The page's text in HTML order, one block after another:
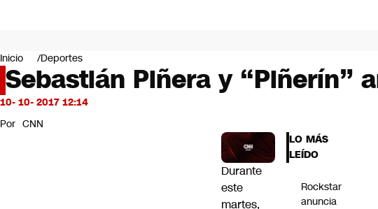
Mundo
Negocios
Deportes
Programas completos
Servicios
Inicio Deportes
Sebastián Piñera y “Piñerín”
10- 10- 2017 12:14
Por CNN
Durante
este
martes,
LO MÁS
LEÍDO
Rockstar
anuncia